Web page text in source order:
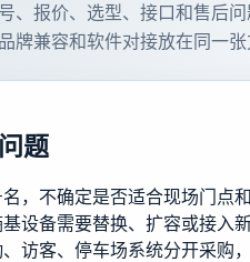
、报价、选型、接口和售后
牌兼容和软件对接放在同一张
题
，不确定是否适合现场门点
基设备需要替换、扩容或接入
访客、停车场系统分开采购